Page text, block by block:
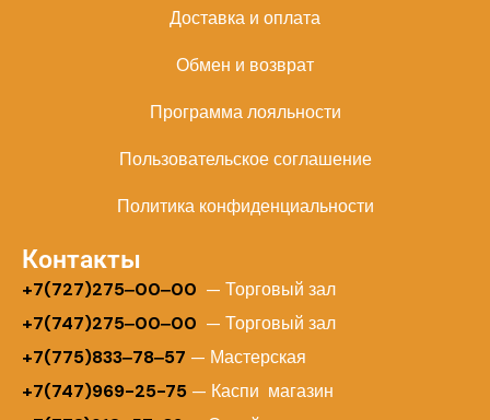
Доставка и оплата
Обмен и возврат
Программа лояльности
Пользовательское соглашение
Политика конфиденциальности
Контакты
+7(727)275‒00‒00 — Торговый зал
+7(747)275‒00‒00 — Торговый зал
+7(775)833‒78‒57 — Мастерская
+7(747)969-25-75 — Каспи магазин